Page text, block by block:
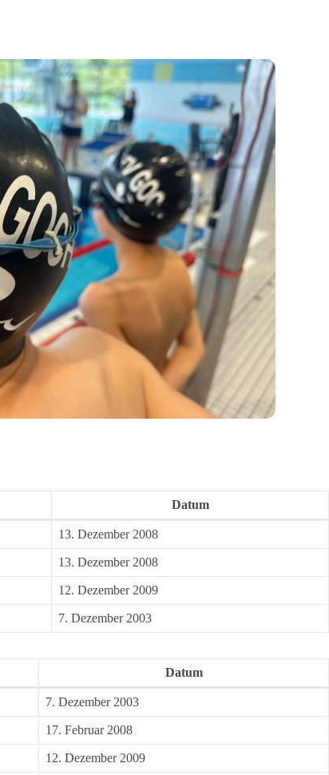
Datum
13. Dezember 2008
13. Dezember 2008
12. Dezember 2009
7. Dezember 2003
Datum
7. Dezember 2003
17. Februar 2008
12. Dezember 2009